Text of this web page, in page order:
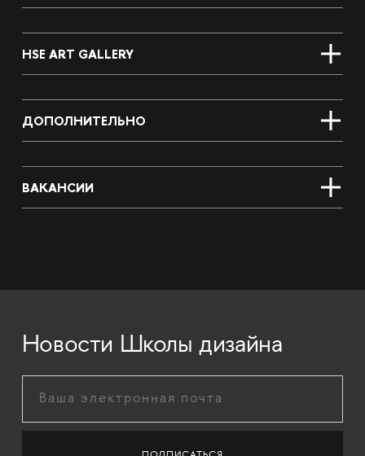
HSE ART GALLERY
ДОПОЛНИТЕЛЬНО
ВАКАНСИИ
Новости Школы дизайна